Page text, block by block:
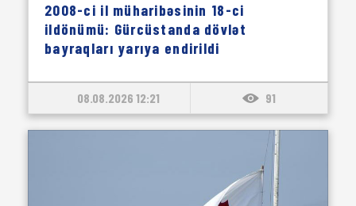
2008-ci il müharibəsinin 18-ci
ildönümü: Gürcüstanda dövlət
bayraqları yarıya endirildi
08.08.2026 12:21 91